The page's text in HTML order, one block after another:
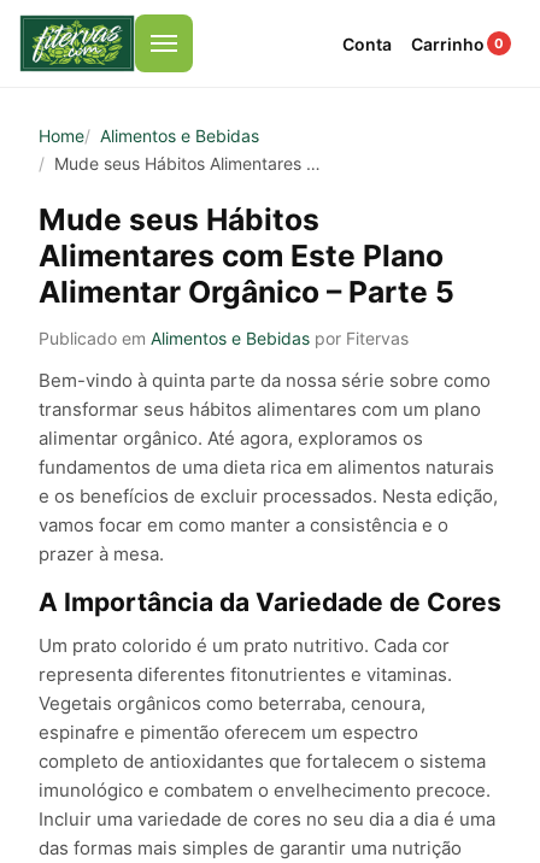
Menu Conta Carrinho 0
Home
Alimentos e Bebidas
Mude seus Hábitos Alimentares com Este Plano Alimentar Orgânico – Parte 5
Mude seus Hábitos
Alimentares com Este Plano
Alimentar Orgânico – Parte 5
Publicado em Alimentos e Bebidas por Fitervas
Bem-vindo à quinta parte da nossa série sobre como
transformar seus hábitos alimentares com um plano
alimentar orgânico. Até agora, exploramos os
fundamentos de uma dieta rica em alimentos naturais
e os benefícios de excluir processados. Nesta edição,
vamos focar em como manter a consistência e o
prazer à mesa.
A Importância da Variedade de Cores
Um prato colorido é um prato nutritivo. Cada cor
representa diferentes fitonutrientes e vitaminas.
Vegetais orgânicos como beterraba, cenoura,
espinafre e pimentão oferecem um espectro
completo de antioxidantes que fortalecem o sistema
imunológico e combatem o envelhecimento precoce.
Incluir uma variedade de cores no seu dia a dia é uma
das formas mais simples de garantir uma nutrição